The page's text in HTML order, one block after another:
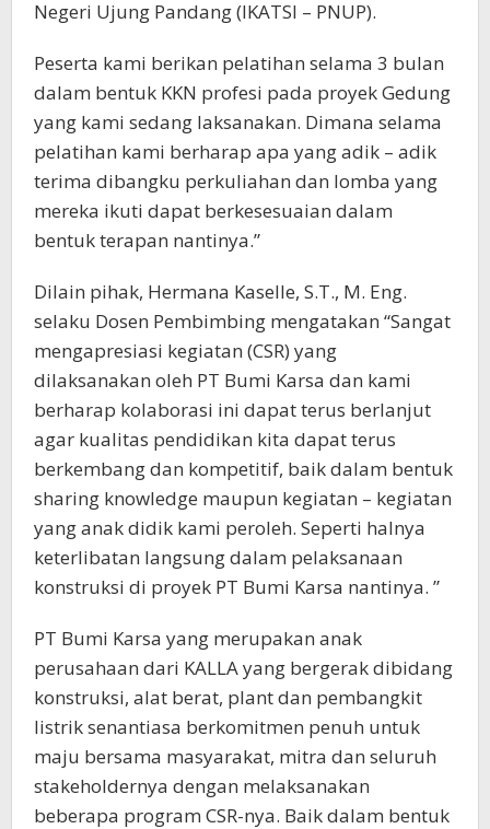
Negeri Ujung Pandang (IKATSI – PNUP).
Peserta kami berikan pelatihan selama 3 bulan
dalam bentuk KKN profesi pada proyek Gedung
yang kami sedang laksanakan. Dimana selama
pelatihan kami berharap apa yang adik – adik
terima dibangku perkuliahan dan lomba yang
mereka ikuti dapat berkesesuaian dalam
bentuk terapan nantinya.”
Dilain pihak, Hermana Kaselle, S.T., M. Eng.
selaku Dosen Pembimbing mengatakan “Sangat
mengapresiasi kegiatan (CSR) yang
dilaksanakan oleh PT Bumi Karsa dan kami
berharap kolaborasi ini dapat terus berlanjut
agar kualitas pendidikan kita dapat terus
berkembang dan kompetitif, baik dalam bentuk
sharing knowledge maupun kegiatan – kegiatan
yang anak didik kami peroleh. Seperti halnya
keterlibatan langsung dalam pelaksanaan
konstruksi di proyek PT Bumi Karsa nantinya. ”
PT Bumi Karsa yang merupakan anak
perusahaan dari KALLA yang bergerak dibidang
konstruksi, alat berat, plant dan pembangkit
listrik senantiasa berkomitmen penuh untuk
maju bersama masyarakat, mitra dan seluruh
stakeholdernya dengan melaksanakan
beberapa program CSR-nya. Baik dalam bentuk